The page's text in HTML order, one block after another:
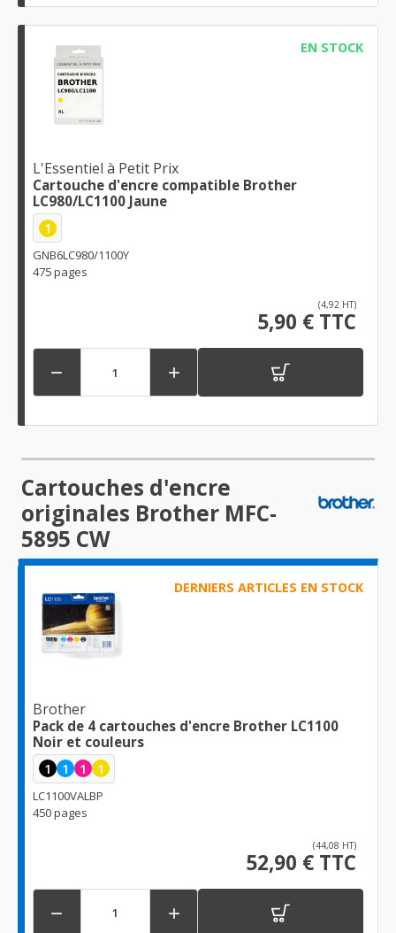
EN STOCK
L'Essentiel à Petit Prix
Cartouche d'encre compatible Brother
LC980/LC1100 Jaune
1
GNB6LC980/1100Y
475 pages
(4,92 HT)
5,90 € TTC
 
Cartouches d'encre
originales Brother MFC-
5895 CW
DERNIERS ARTICLES EN STOCK
Brother
Pack de 4 cartouches d'encre Brother LC1100
Noir et couleurs
1 1 1 1
LC1100VALBP
450 pages
(44,08 HT)
52,90 € TTC
 